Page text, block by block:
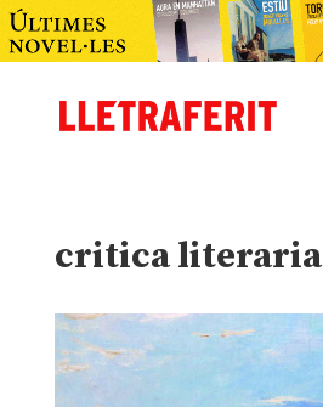
critica literaria